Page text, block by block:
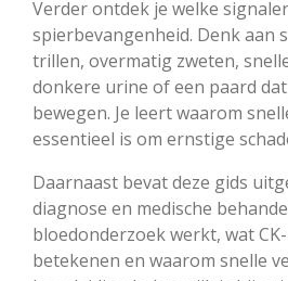
Verder ontdek je welke
spierbevangenheid. Denk aan
trillen, overmatig zweten,
donkere urine of een paard
bewegen. Je leert waarom
essentieel is om ernstige
Daarnaast bevat deze gids
diagnose en medische
bloedonderzoek werkt, wat
betekenen en waarom snelle